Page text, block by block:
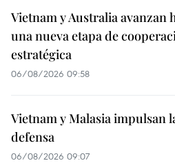
Vietnam y Australia avanzan
una nueva etapa de
estratégica
06/08/2026 09:58
Vietnam y Malasia impulsan
defensa
06/08/2026 09:07